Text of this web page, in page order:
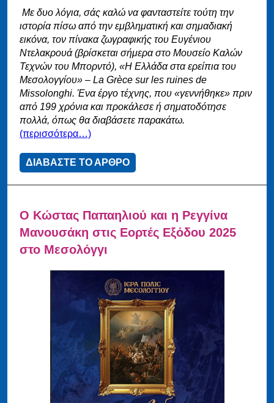
Με δυο λόγια, σάς καλώ να φανταστείτε τούτη την
ιστορία πίσω από την εμβληματική και σημαδιακή
εικόνα, τον πίνακα ζωγραφικής του Ευγένιου
Ντελακρουά (βρίσκεται σήμερα στο Μουσείο Καλών
Τεχνών του Μπορντό), «Η Ελλάδα στα ερείπια του
Μεσολογγίου» – La Grèce sur les ruines de
Missolonghi. Ένα έργο τέχνης, που «γεννήθηκε» πριν
από 199 χρόνια και προκάλεσε ή σηματοδότησε
πολλά, όπως θα διαβάσετε παρακάτω.
(περισσότερα…)
ΔΙΑΒΑΣΤΕ ΤΟ ΑΡΘΡΟ
Ο Κώστας Παπαηλιού και η Ρεγγίνα
Μανουσάκη στις Εορτές Εξόδου 2025
στο Μεσολόγγι